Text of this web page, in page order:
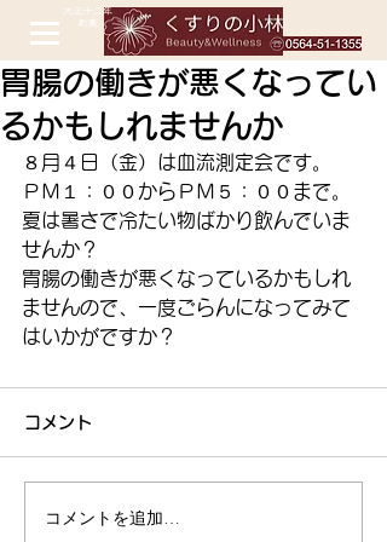
胃腸の働きが悪くなってい
るかもしれませんか
８月４日（金）は血流測定会です。
ＰＭ１：００からＰＭ５：００まで。
夏は暑さで冷たい物ばかり飲んでいま
せんか？
胃腸の働きが悪くなっているかもしれ
ませんので、一度ごらんになってみて
はいかがですか？
コメント
コメントを追加…